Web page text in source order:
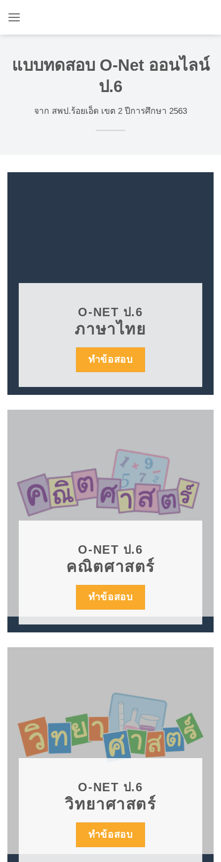
ไป
ยัง
แบบทดสอบ O-Net ออนไลน์
ป.6
จาก สพป.ร้อยเอ็ด เขต 2 ปีการศึกษา 2563
O-NET ป.6
ภาษาไทย
ทำข้อสอบ
O-NET ป.6
คณิตศาสตร์
ทำข้อสอบ
O-NET ป.6
วิทยาศาสตร์
ทำข้อสอบ